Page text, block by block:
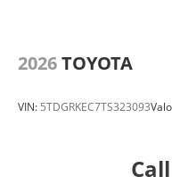
2026TOYOTA
VIN: 5TDGRKEC7TS323093